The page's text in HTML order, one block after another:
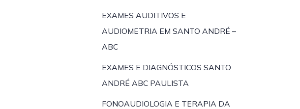
EXAMES AUDITIVOS E
AUDIOMETRIA EM SANTO ANDRÉ –
ABC
EXAMES E DIAGNÓSTICOS SANTO
ANDRÉ ABC PAULISTA
FONOAUDIOLOGIA E TERAPIA DA